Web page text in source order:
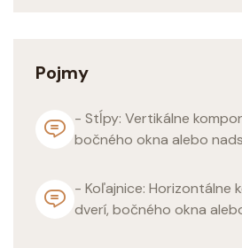
Pojmy
- Stĺpy: Vertikálne
bočného okna alebo
- Koľajnice: Horizontálne
dverí, bočného okna